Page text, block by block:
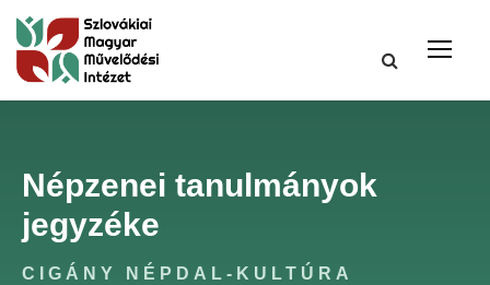
Népzenei tanulmányok
jegyzéke
CIGÁNY NÉPDAL-KULTÚRA